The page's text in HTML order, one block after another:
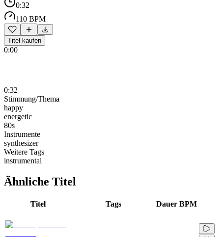
0:32
110 BPM
Titel kaufen
0:00
0:32
Stimmung/Thema
happy
energetic
80s
Instrumente
synthesizer
Weitere Tags
instrumental
Ähnliche Titel
Titel Tags Dauer BPM